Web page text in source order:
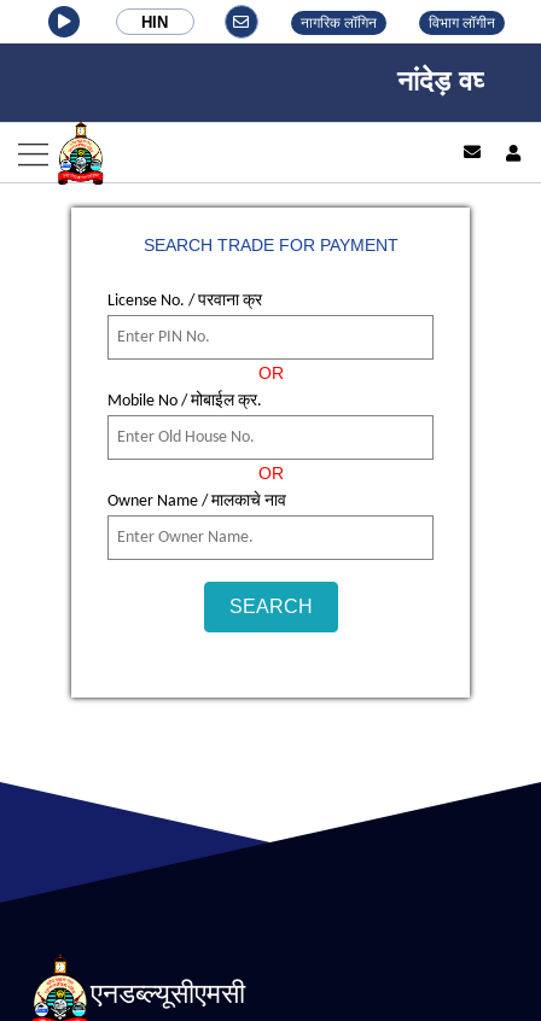
HIN नागरिक लॉगिन विभाग लॉगीन
नांदेड़ वघाला
SEARCH TRADE FOR PAYMENT
License No. / परवाना क्र
OR
Mobile No / मोबाईल क्र.
OR
Owner Name / मालकाचे नाव
एनडब्ल्यूसीएमसी